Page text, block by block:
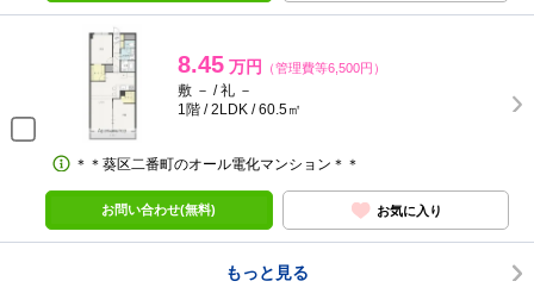
8.45 万円 （管理費等6,500円）
敷 － / 礼 －
1階 / 2LDK / 60.5㎡
＊＊葵区二番町のオール電化マンション＊＊
お問い合わせ(無料) お気に入り
もっと見る